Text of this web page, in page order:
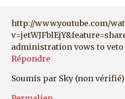
http://www.youtube.com/
administration vows to veto
Répondre
Soumis par Sky (non vérifié)